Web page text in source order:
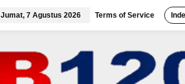
Jumat, 7 Agustus 2026 Terms of Service